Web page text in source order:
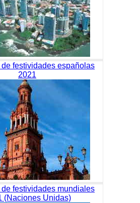
festividades españolas
2021
festividades mundiales
(Naciones Unidas)